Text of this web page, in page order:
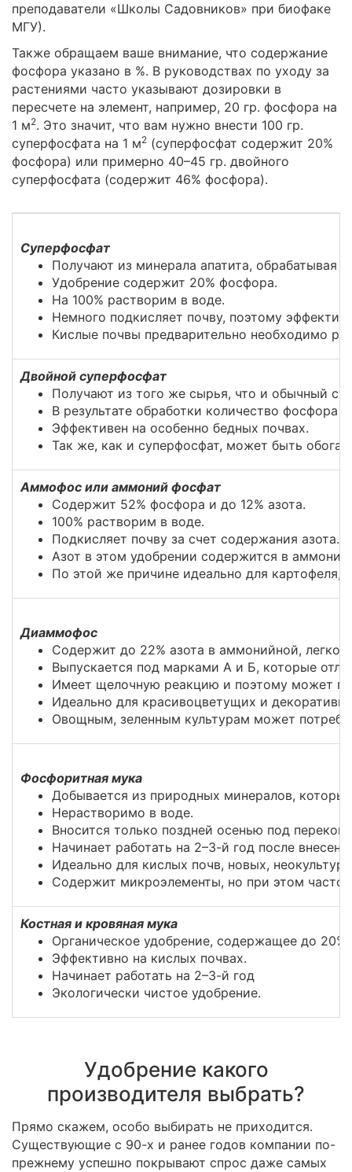
преподаватели «Школы Садовников» при биофаке
МГУ).
Также обращаем ваше внимание, что содержание
фосфора указано в %. В руководствах по уходу за
растениями часто указывают дозировки в
пересчете на элемент, например, 20 гр. фосфора на
1 м2. Это значит, что вам нужно внести 100 гр.
суперфосфата на 1 м2 (суперфосфат содержит 20%
фосфора) или примерно 40–45 гр. двойного
суперфосфата (содержит 46% фосфора).
Суперфосфат
Получают из минерала апатита, обрабатывая
Удобрение содержит 20% фосфора.
На 100% растворим в воде.
Немного подкисляет почву, поэтому
Кислые почвы предварительно необходимо
Двойной суперфосфат
Получают из того же сырья, что и обычный
В результате обработки количество фосфора
Эффективен на особенно бедных почвах.
Так же, как и суперфосфат, может быть
Аммофос или аммоний фосфат
Содержит 52% фосфора и до 12% азота.
100% растворим в воде.
Подкисляет почву за счет содержания азота.
Азот в этом удобрении содержится в
По этой же причине идеально для картофеля,
Диаммофос
Содержит до 22% азота в аммонийной,
Выпускается под марками А и Б, которые
Имеет щелочную реакцию и поэтому может
Идеально для красивоцветущих и
Овощным, зеленным культурам может
Фосфоритная мука
Добывается из природных минералов,
Нерастворимо в воде.
Вносится только поздней осенью под
Начинает работать на 2–3-й год после
Идеально для кислых почв, новых,
Содержит микроэлементы, но при этом часто
Костная и кровяная мука
Органическое удобрение, содержащее до 20%
Эффективно на кислых почвах.
Начинает работать на 2–3-й год
Экологически чистое удобрение.
Удобрение какого
производителя выбрать?
Прямо скажем, особо выбирать не приходится.
Существующие с 90-х и ранее годов компании по-
прежнему успешно покрывают спрос даже самых